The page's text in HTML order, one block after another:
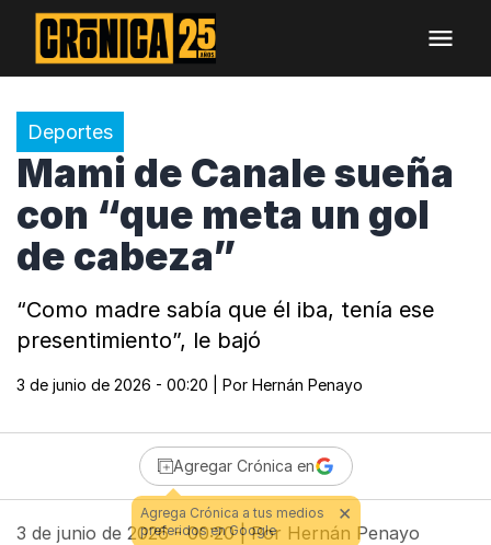
Deportes
Mami de Canale sueña
con “que meta un gol
de cabeza”
“Como madre sabía que él iba, tenía ese
presentimiento”, le bajó
3 de junio de 2026 - 00:20 | Por Hernán Penayo
Agregar Crónica en
3 de junio de 2026 - 00:20| Por Hernán Penayo